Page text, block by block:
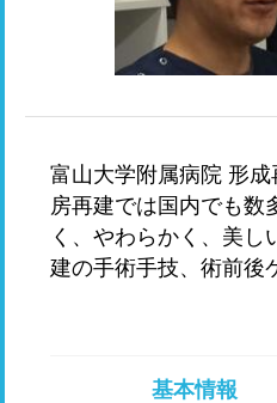
富山大学附属病院 形
房再建では国内でも数
く、やわらかく、美
建の手術手技、術前後
基本情報